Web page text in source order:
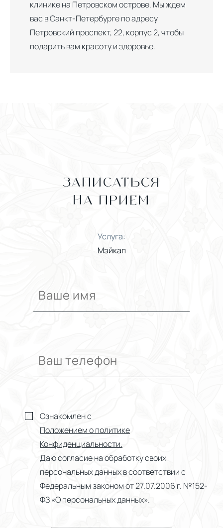
клинике на Петровском острове. Мы ждем
вас в Санкт-Петербурге по адресу
Петровский проспект, 22, корпус 2, чтобы
подарить вам красоту и здоровье.
ЗАПИСАТЬСЯ
НА ПРИЕМ
Услуга:
Мэйкап
Ознакомлен с
Положением о политике
Конфиденциальности.
Даю согласие на обработку своих
персональных данных в соответствии с
Федеральным законом от 27.07.2006 г. №152-
ФЗ «О персональных данных».